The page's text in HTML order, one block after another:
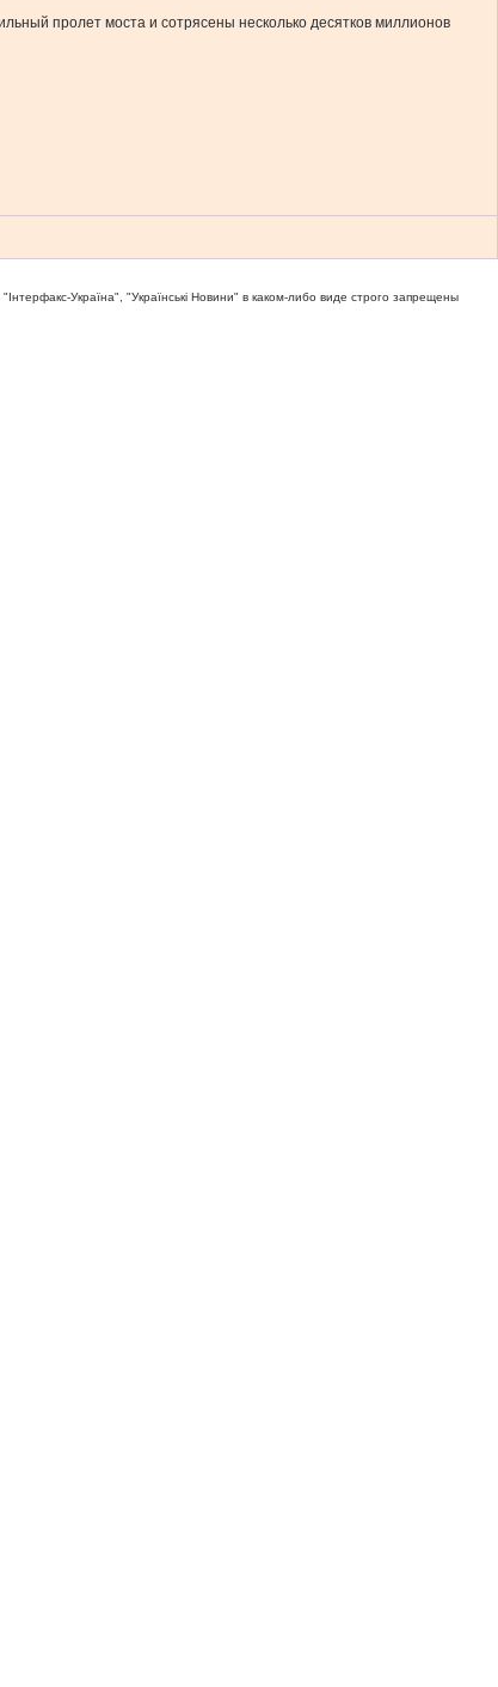
пролет моста и сотрясены несколько десятков миллионов
Україна", "Українськi Новини" в каком-либо виде строго запрещены